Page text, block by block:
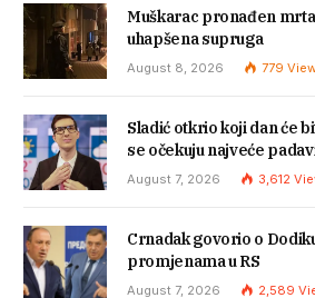
Muškarac pronađen
uhapšena supruga
August 8, 2026 779
Sladić otkrio koji dan će
se očekuju najveće
August 7, 2026 3,612
Crnadak govorio o
promjenama u RS
August 7, 2026 2,589